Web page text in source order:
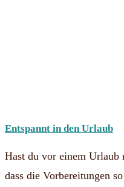
Entspannt in den Urlaub
Hast du vor einem Urlaub
dass die Vorbereitungen